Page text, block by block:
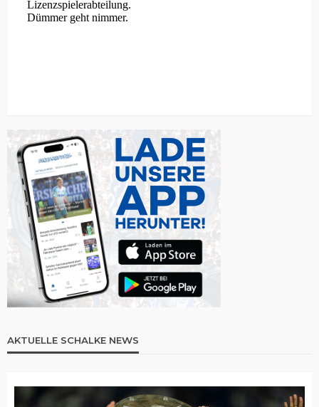
AKTUELLE SCHALKE NEWS